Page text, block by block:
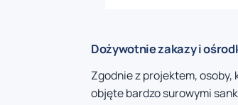
Dożywotnie zakazy i
Zgodnie z projektem,
objęte bardzo surowymi